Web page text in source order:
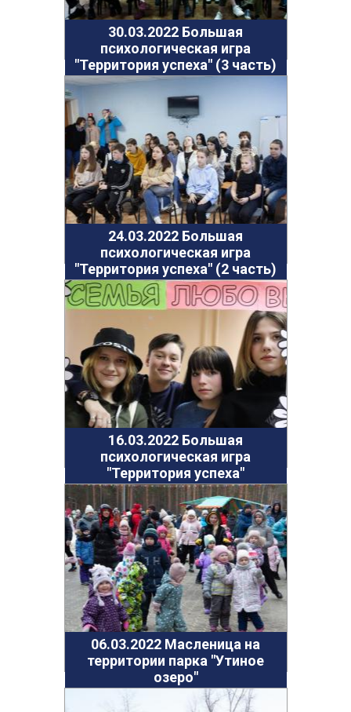
15.09.2018 Литературная площадка "Послушайте"
Контакты
Полезная информация
30.03.2022 Большая
психологическая игра
"Территория успеха" (3 часть)
24.03.2022 Большая
психологическая игра
"Территория успеха" (2 часть)
16.03.2022 Большая
психологическая игра
"Территория успеха"
06.03.2022 Масленица на
территории парка "Утиное
озеро"